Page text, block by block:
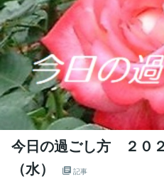
今日の過ごし方 ２０
（水）
記事